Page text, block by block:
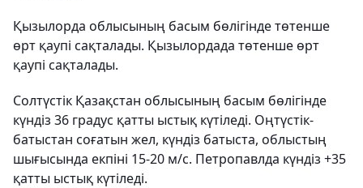
Қызылорда облысының басым бөлігінде төтенше
өрт қаупі сақталады. Қызылордада төтенше өрт
қаупі сақталады.
Солтүстік Қазақстан облысының басым бөлігінде
күндіз 36 градус қатты ыстық күтіледі. Оңтүстік-
батыстан соғатын жел, күндіз батыста, облыстың
шығысында екпіні 15-20 м/с. Петропавлда күндіз +35
қатты ыстық күтіледі.